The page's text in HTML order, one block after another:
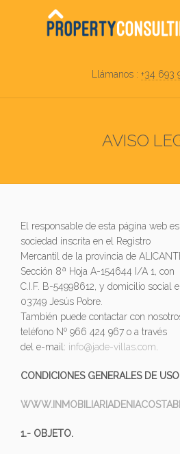
Llámanos : +34 693
AVISO
El responsable de esta página web es:
sociedad inscrita en el Registro
Mercantil de la provincia de
Sección 8ª Hoja A-154644 I/A 1, con
C.I.F. B-54998612, y domicilio social
03749 Jesús Pobre.
También puede contactar con
teléfono Nº 966 424 967 o a través
del e-mail: info@jade-villas.com
CONDICIONES GENERALES DE
1.- OBJETO.